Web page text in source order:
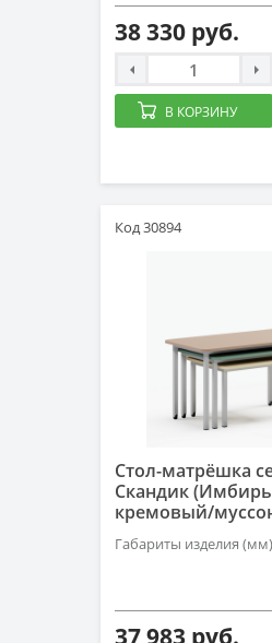
38 330 руб.
В КОРЗИНУ
Код 30894
Стол-матрёшка
Скандик
кремовый/
Габариты изделия
37 983 руб.